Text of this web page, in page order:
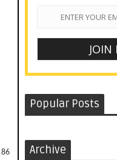
Popular Posts
Archive